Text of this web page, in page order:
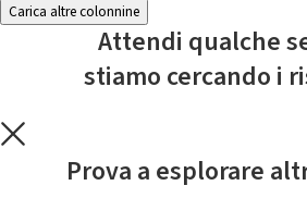
Carica altre colonnine
Attendi qualche
stiamo cercando i
Prova a esplorare